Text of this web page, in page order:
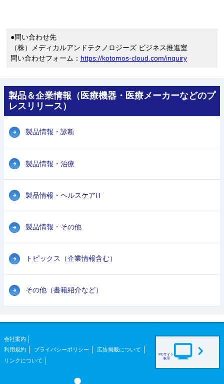
●問い合わせ先
（株）メディカルアンドテクノロジーズ ビジネス推進室
問い合わせフォーム： https://kotomos-cloud.com/inquiry
製品＆企業情報（医療機器・医療メーカーなどのプ
レスリリース）
製品情報・診断
製品情報・治療
製品情報・ヘルスケアIT
製品情報・その他
トピックス（企業情報含む）
その他（書籍紹介など）
会社案内
利用規約
プライバシーポリシー
広告掲載について
リンクについて
PCサイト
表示